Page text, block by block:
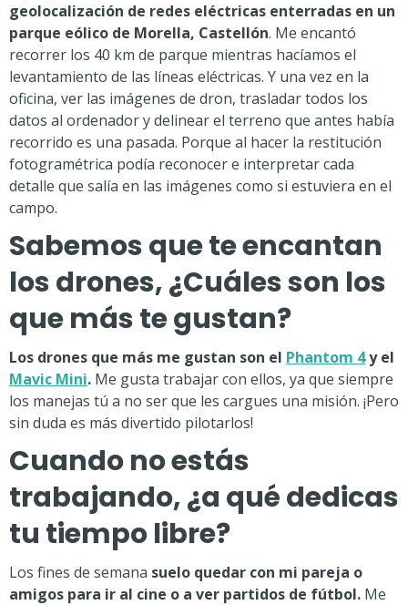
geolocalización de redes eléctricas enterradas en un
parque eólico de Morella, Castellón. Me encantó
recorrer los 40 km de parque mientras hacíamos el
levantamiento de las líneas eléctricas. Y una vez en la
oficina, ver las imágenes de dron, trasladar todos los
datos al ordenador y delinear el terreno que antes había
recorrido es una pasada. Porque al hacer la restitución
fotogramétrica podía reconocer e interpretar cada
detalle que salía en las imágenes como si estuviera en el
campo.
Sabemos que te encantan
los drones, ¿Cuáles son los
que más te gustan?
Los drones que más me gustan son el Phantom 4y el
Mavic Mini. Me gusta trabajar con ellos, ya que siempre
los manejas tú a no ser que les cargues una misión. ¡Pero
sin duda es más divertido pilotarlos!
Cuando no estás
trabajando, ¿a qué dedicas
tu tiempo libre?
Los fines de semana suelo quedar con mi pareja o
amigos para ir al cine o a ver partidos de fútbol. Me